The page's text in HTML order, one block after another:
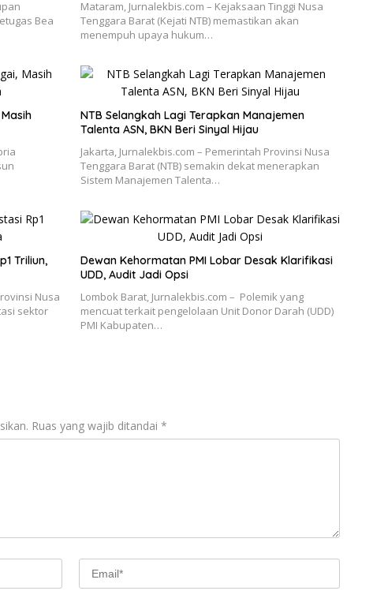
Bea
Mataram, Jurnalekbis.com – Kejaksaan Tinggi Nusa
Tenggara Barat (Kejati NTB) memastikan akan
menempuh upaya hukum…
NTB Selangkah Lagi Terapkan Manajemen
Talenta ASN, BKN Beri Sinyal Hijau
Jakarta, Jurnalekbis.com – Pemerintah Provinsi Nusa
Tenggara Barat (NTB) semakin dekat menerapkan
Sistem Manajemen Talenta…
Triliun,
Nusa
sektor
Dewan Kehormatan PMI Lobar Desak Klarifikasi
UDD, Audit Jadi Opsi
Lombok Barat, Jurnalekbis.com – Polemik yang
mencuat terkait pengelolaan Unit Donor Darah (UDD)
PMI Kabupaten…
Ruas yang wajib ditandai *